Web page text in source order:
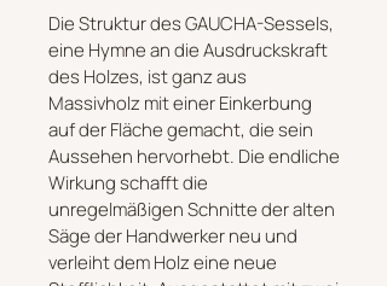
Die Struktur des GAUCHA-Sessels,
eine Hymne an die Ausdruckskraft
des Holzes, ist ganz aus
Massivholz mit einer Einkerbung
auf der Fläche gemacht, die sein
Aussehen hervorhebt. Die endliche
Wirkung schafft die
unregelmäßigen Schnitte der alten
Säge der Handwerker neu und
verleiht dem Holz eine neue